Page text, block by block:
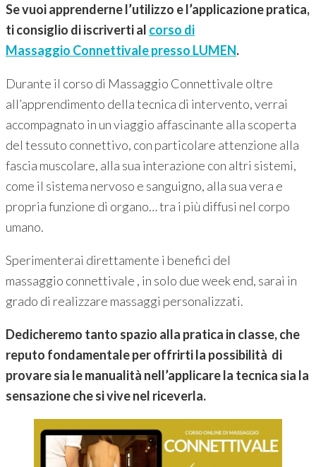
Se vuoi apprenderne l’utilizzo e l’applicazione pratica,
ti consiglio di iscriverti al corso di
Massaggio Connettivale presso LUMEN.
Durante il corso di Massaggio Connettivale oltre
all’apprendimento della tecnica di intervento, verrai
accompagnato in un viaggio affascinante alla scoperta
del tessuto connettivo, con particolare attenzione alla
fascia muscolare, alla sua interazione con altri sistemi,
come il sistema nervoso e sanguigno, alla sua vera e
propria funzione di organo… tra i più diffusi nel corpo
umano.
Sperimenterai direttamente i benefici del
massaggio connettivale , in solo due week end, sarai in
grado di realizzare massaggi personalizzati.
Dedicheremo tanto spazio alla pratica in classe, che
reputo fondamentale per offrirti la possibilità di
provare sia le manualità nell’applicare la tecnica sia la
sensazione che si vive nel riceverla.